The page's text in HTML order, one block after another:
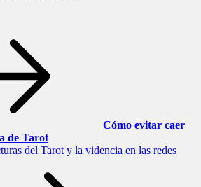
Cómo evitar caer
de Tarot
del Tarot y la videncia en las redes